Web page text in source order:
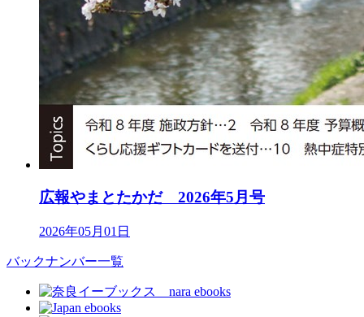
広報やまとたかだ 2026年5月号
2026年05月01日
バックナンバー一覧